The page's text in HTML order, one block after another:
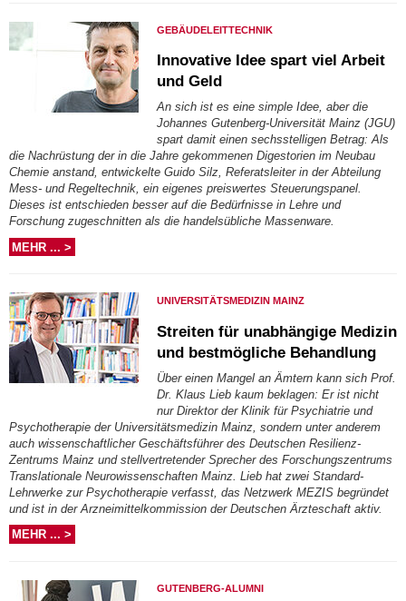
GEBÄUDELEITTECHNIK
Innovative Idee spart viel Arbeit
und Geld
An sich ist es eine simple Idee, aber die
Johannes Gutenberg-Universität Mainz (JGU)
spart damit einen sechsstelligen Betrag: Als
die Nachrüstung der in die Jahre gekommenen Digestorien im Neubau
Chemie anstand, entwickelte Guido Silz, Referatsleiter in der Abteilung
Mess- und Regeltechnik, ein eigenes preiswertes Steuerungspanel.
Dieses ist entschieden besser auf die Bedürfnisse in Lehre und
Forschung zugeschnitten als die handelsübliche Massenware.
MEHR ... >
UNIVERSITÄTSMEDIZIN MAINZ
Streiten für unabhängige Medizin
und bestmögliche Behandlung
Über einen Mangel an Ämtern kann sich Prof.
Dr. Klaus Lieb kaum beklagen: Er ist nicht
nur Direktor der Klinik für Psychiatrie und
Psychotherapie der Universitätsmedizin Mainz, sondern unter anderem
auch wissenschaftlicher Geschäftsführer des Deutschen Resilienz-
Zentrums Mainz und stellvertretender Sprecher des Forschungszentrums
Translationale Neurowissenschaften Mainz. Lieb hat zwei Standard-
Lehrwerke zur Psychotherapie verfasst, das Netzwerk MEZIS begründet
und ist in der Arzneimittelkommission der Deutschen Ärzteschaft aktiv.
MEHR ... >
GUTENBERG-ALUMNI